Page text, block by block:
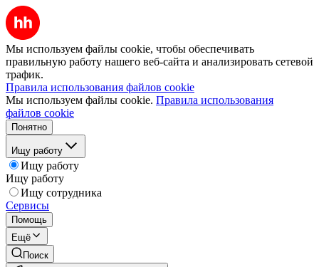
Мы используем файлы cookie, чтобы обеспечивать
правильную работу нашего веб-сайта и анализировать сетевой
трафик.
Правила использования файлов cookie
Мы используем файлы cookie. Правила использования
файлов cookie
Понятно
Ищу работу
Ищу работу
Ищу работу
Ищу сотрудника
Сервисы
Помощь
Ещё
Поиск